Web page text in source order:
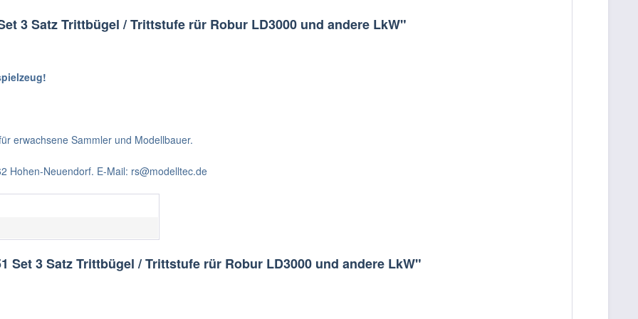
3 Satz Trittbügel / Trittstufe rür Robur LD3000 und andere LkW"
erwachsene Sammler und Modellbauer.
Hohen-Neuendorf. E-Mail: rs@modelltec.de
Set 3 Satz Trittbügel / Trittstufe rür Robur LD3000 und andere LkW"